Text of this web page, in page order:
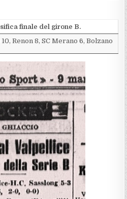
finale del girone B.
Renon 8, SC Merano 6, Bolzano